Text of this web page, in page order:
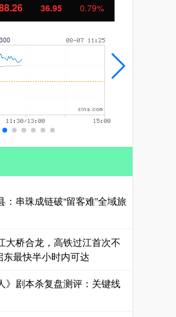
5.00 0.45%
：串珠成链破“留客难”全域旅
大桥合龙，高铁过江首次不
最快半小时内可达
》剧本杀复盘测评：关键线